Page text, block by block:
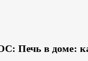
Печь в доме: